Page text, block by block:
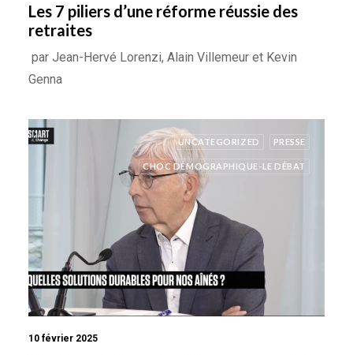
Les 7 piliers d’une réforme réussie des
retraites
par Jean-Hervé Lorenzi, Alain Villemeur et Kevin
Genna
UNCATEGORIZED PRESSE
CHOC DÉMOGRAPHIQUE-LE DÉBAT
10 février 2025